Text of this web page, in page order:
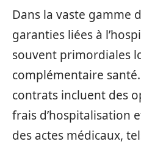
Dans la vaste gamme
garanties liées à
souvent primordiales
complémentaire
contrats incluent des
frais d’hospitalisation
des actes médicaux,